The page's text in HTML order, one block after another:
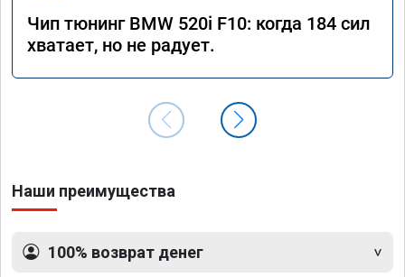
Чип тюнинг BMW 520i F10: когда 184 сил
хватает, но не радует.
Наши преимущества
100% возврат денег